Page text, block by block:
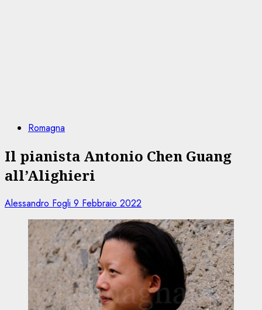
Romagna
Il pianista Antonio Chen Guang
all’Alighieri
Alessandro Fogli 9 Febbraio 2022